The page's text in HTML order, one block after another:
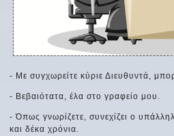
- Με συγχωρείτε κύριε Διευθυντά,
- Βεβαιότατα, έλα στο γραφείο μου.
- Όπως γνωρίζετε, συνεχίζει ο
και δέκα χρόνια.